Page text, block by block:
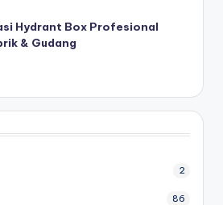
Hydrant Box Profesional
& Gudang
2
86